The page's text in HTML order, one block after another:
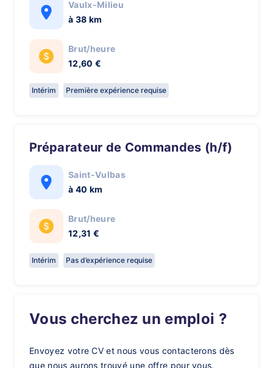
Vaulx-Milieu
à 38 km
Brut/heure
12,60 €
Intérim Première expérience requise
Préparateur de Commandes (h/f)
Saint-Vulbas
à 40 km
Brut/heure
12,31 €
Intérim Pas d’expérience requise
Vous cherchez un emploi ?
Envoyez votre CV et nous vous contacterons dès
que nous aurons trouvé une offre pour vous.